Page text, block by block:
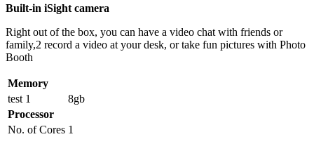
Built-in iSight camera
Right out of the box, you can have a video chat with friends or
family,2 record a video at your desk, or take fun pictures with Photo
Booth
Memory
test 1
8gb
Processor
No. of Cores 1